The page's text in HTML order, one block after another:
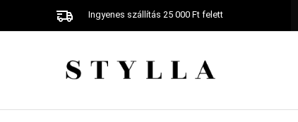
Ingyenes szállítás 25 000 Ft felett